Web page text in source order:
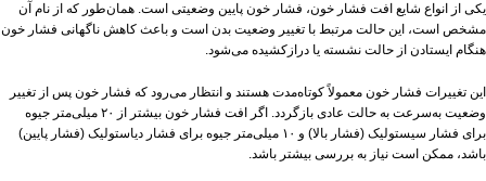
یکی از انواع شایع افت فشار خون، فشار خون پایین وضعیتی است. همان‌طور که از نام آن
مشخص است، این حالت مرتبط با تغییر وضعیت بدن است و باعث کاهش ناگهانی فشار خون
هنگام ایستادن از حالت نشسته یا درازکشیده می‌شود.
این تغییرات فشار خون معمولاً کوتاه‌مدت هستند و انتظار می‌رود که فشار خون پس از تغییر
وضعیت به‌سرعت به حالت عادی بازگردد. اگر افت فشار خون بیشتر از ۲۰ میلی‌متر جیوه
برای فشار سیستولیک (فشار بالا) و ۱۰ میلی‌متر جیوه برای فشار دیاستولیک (فشار پایین)
باشد، ممکن است نیاز به بررسی بیشتر باشد.